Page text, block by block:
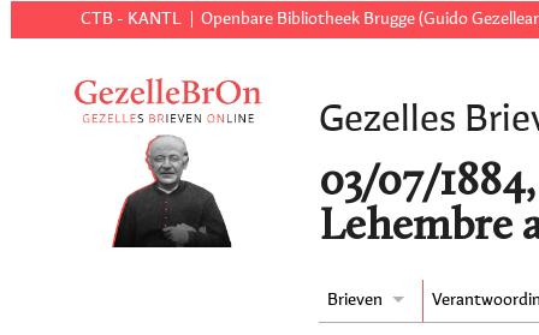
CTB - KANTL Openbare Bibliotheek Brugge (Guido
Gezelles
03/07/
Lehembre
Brieven